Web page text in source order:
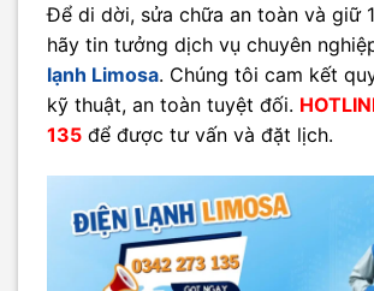
Để di dời, sửa chữa an toàn và giữ
hãy tin tưởng dịch vụ chuyên
lạnh Limosa. Chúng tôi cam kết
kỹ thuật, an toàn tuyệt đối.
135 để được tư vấn và đặt lịch.